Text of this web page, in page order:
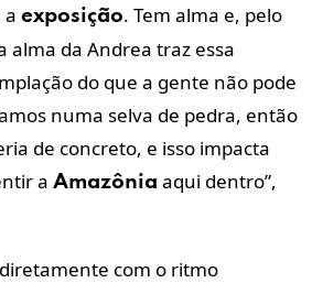
a exposição. Tem alma e, pelo
alma da Andrea traz essa
do que a gente não pode
numa selva de pedra, então
de concreto, e isso impacta
a Amazônia aqui dentro”,
com o ritmo